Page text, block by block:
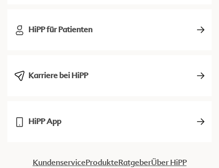
HiPP für Patienten
Karriere bei HiPP
HiPP App
KundenserviceProdukteRatgeberÜber HiPP